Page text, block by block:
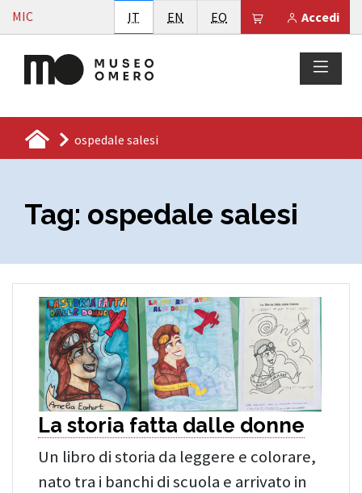
Vai al contenuto
MIC Accedi
Il tuo carrello è
IT Italiano
EN English
EO Esperanto
ospedale salesi
Tag: ospedale salesi
La storia fatta dalle donne
Un libro di storia da leggere e colorare,
nato tra i banchi di scuola e arrivato in